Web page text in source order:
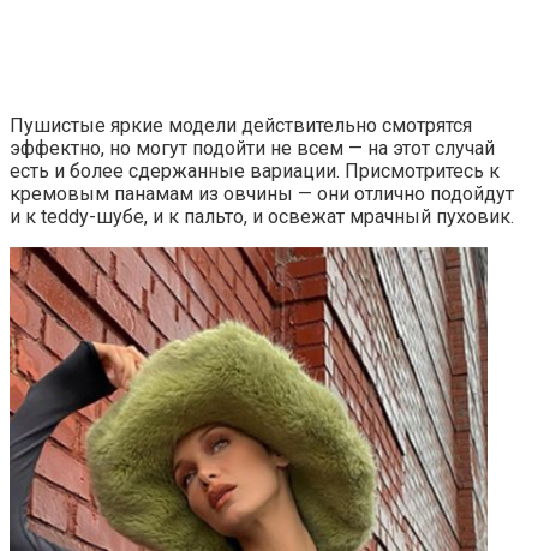
Пушистые яркие модели действительно смотрятся
эффектно, но могут подойти не всем — на этот случай
есть и более сдержанные вариации. Присмотритесь к
кремовым панамам из овчины — они отлично подойдут
и к teddy-шубе, и к пальто, и освежат мрачный пуховик.